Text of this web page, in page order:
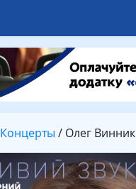
Концерты / Олег Винник